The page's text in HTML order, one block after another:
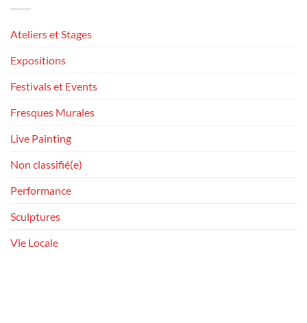
Ateliers et Stages
Expositions
Festivals et Events
Fresques Murales
Live Painting
Non classifié(e)
Performance
Sculptures
Vie Locale